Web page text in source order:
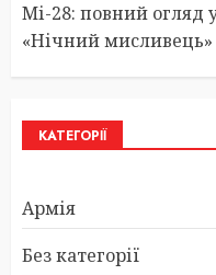
Мі-28: повний огляд
«Нічний мисливець»
КАТЕГОРІЇ
Армія
Без категорії